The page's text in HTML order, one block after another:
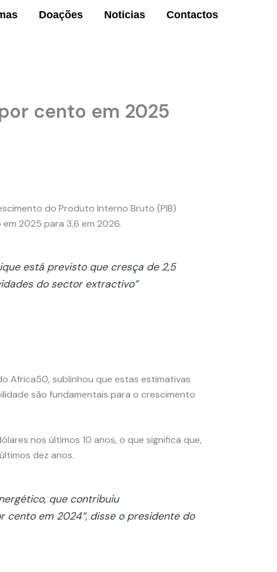
Doações Noticias Contactos
cento em 2025
do Produto Interno Bruto (PIB)
2025 para 3,6 em 2026.
está previsto que cresça de 2,5
do sector extractivo”
Africa50, sublinhou que estas estimativas
são fundamentais para o crescimento
nos últimos 10 anos, o que significa que,
dez anos.
que contribuiu
cento em 2024”, disse o presidente do